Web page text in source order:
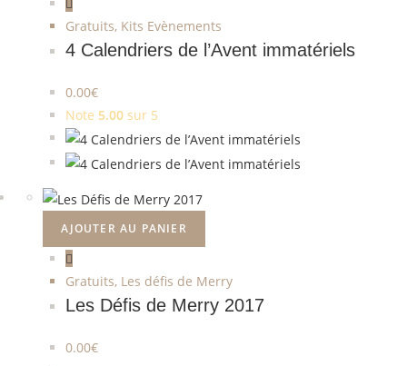
Gratuits, Kits Evènements
4 Calendriers de l’Avent immatériels
0.00€
Note 5.00 sur 5
AJOUTER AU PANIER
Gratuits, Les défis de Merry
Les Défis de Merry 2017
0.00€